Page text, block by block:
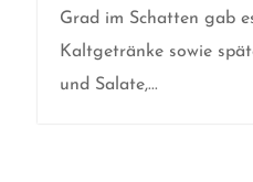
Grad im Schatten gab
Kaltgetränke sowie
und Salate,...